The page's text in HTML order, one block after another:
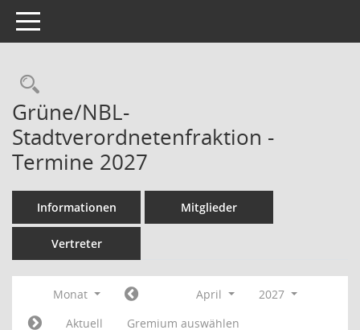
Toggle navigation
Rechercheauswahl
Grüne/NBL-
Stadtverordnetenfraktion -
Termine 2027
Informationen Mitglieder
Vertreter
Monat April
2027
Aktuell
Gremium auswählen